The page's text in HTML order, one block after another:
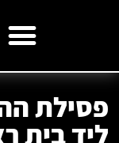
פסילת
ליד בית